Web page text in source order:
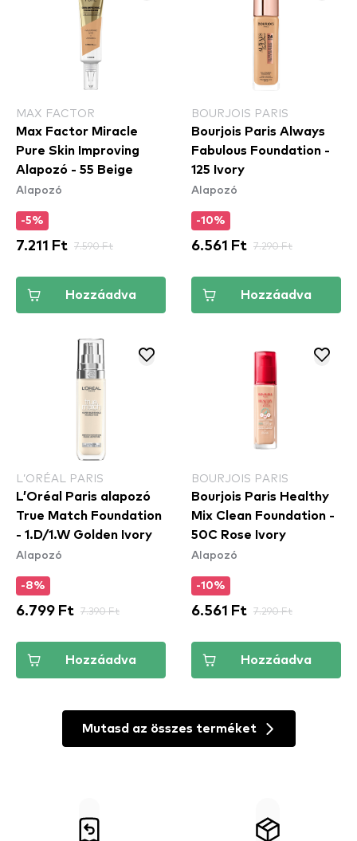
MAX FACTOR
Max Factor Miracle
Pure Skin Improving
Alapozó - 55 Beige
Alapozó
-5%
7.211 Ft 7.590 Ft
Hozzáadva
BOURJOIS PARIS
Bourjois Paris Always
Fabulous Foundation -
125 Ivory
Alapozó
-10%
6.561 Ft 7.290 Ft
Hozzáadva
L’ORÉAL PARIS
L’Oréal Paris alapozó
True Match Foundation
- 1.D/1.W Golden Ivory
Alapozó
-8%
6.799 Ft 7.390 Ft
Hozzáadva
BOURJOIS PARIS
Bourjois Paris Healthy
Mix Clean Foundation -
50C Rose Ivory
Alapozó
-10%
6.561 Ft 7.290 Ft
Hozzáadva
Mutasd az összes terméket